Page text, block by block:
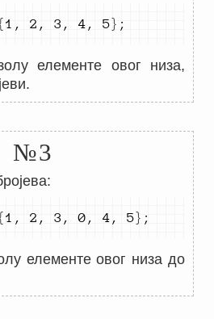
1 , 2 , 3 , 4 , 5} ;
елементе овог низа,
№3
1 , 2 , 3 , 0 , 4 , 5} ;
елементе овог низа до